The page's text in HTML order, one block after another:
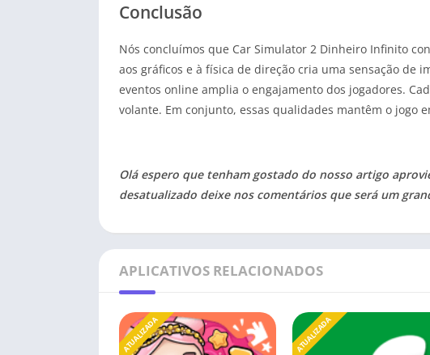
Conclusão
Nós concluímos que Car Simulator 2 Dinheiro Infinito
aos gráficos e à física de direção cria uma sensação de
eventos online amplia o engajamento dos jogadores.
volante. Em conjunto, essas qualidades mantêm o jogo
Olá espero que tenham gostado do nosso artigo
desatualizado deixe nos comentários que será um
APLICATIVOS RELACIONADOS
ATUALIZADA ATUALIZADA